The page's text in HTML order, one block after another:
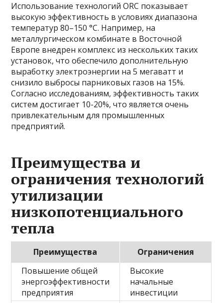
Использование технологий ORC показывает
высокую эффективность в условиях диапазона
температур 80–150 °C. Например, на
металлургическом комбинате в Восточной
Европе внедрен комплекс из нескольких таких
установок, что обеспечило дополнительную
выработку электроэнергии на 5 мегаватт и
снизило выбросы парниковых газов на 15%.
Согласно исследованиям, эффективность таких
систем достигает 10-20%, что является очень
привлекательным для промышленных
предприятий.
Преимущества и
ограничения технологий
утилизации
низкопотенциального
тепла
Преимущества
Ограничения
Повышение общей
энергоэффективности
предприятия
Высокие
начальные
инвестиции